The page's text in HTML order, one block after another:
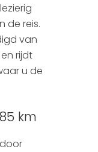
de reis.
van
rijdt
u de
km